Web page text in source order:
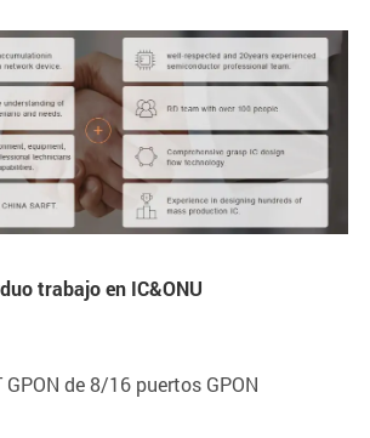
trabajo en IC&ONU
GPON de 8/16 puertos GPON